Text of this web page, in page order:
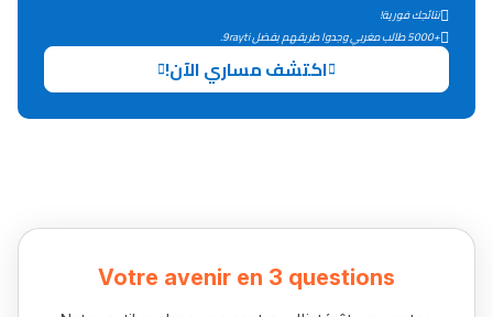
Post-Bac
+ de 78 Sujets
+ de 89 Interviews/Vidéos
نتائجك فورية!
+5000 طالب مغربي وجدوا طريقهم بفضل 9rayti.
اكتشف مساري الآن!
Votre avenir en 3 questions